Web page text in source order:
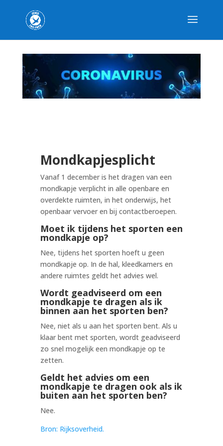
Mondkapjesplicht
Vanaf 1 december is het dragen van een
mondkapje verplicht in alle openbare en
overdekte ruimten, in het onderwijs, het
openbaar vervoer en bij contactberoepen.
Moet ik tijdens het sporten een
mondkapje op?
Nee, tijdens het sporten hoeft u geen
mondkapje op. In de hal, kleedkamers en
andere ruimtes geldt het advies wel.
Wordt geadviseerd om een
mondkapje te dragen als ik
binnen aan het sporten ben?
Nee, niet als u aan het sporten bent. Als u
klaar bent met sporten, wordt geadviseerd
zo snel mogelijk een mondkapje op te
zetten.
Geldt het advies om een
mondkapje te dragen ook als ik
buiten aan het sporten ben?
Nee.
Bron: Rijksoverheid.